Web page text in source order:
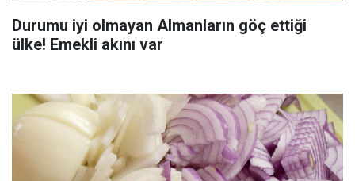
Durumu iyi olmayan Almanların göç ettiği
ülke! Emekli akını var